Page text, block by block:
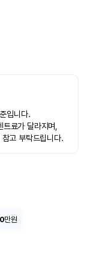
입니다.
료가 달라지며,
고 부탁드립니다.
만원